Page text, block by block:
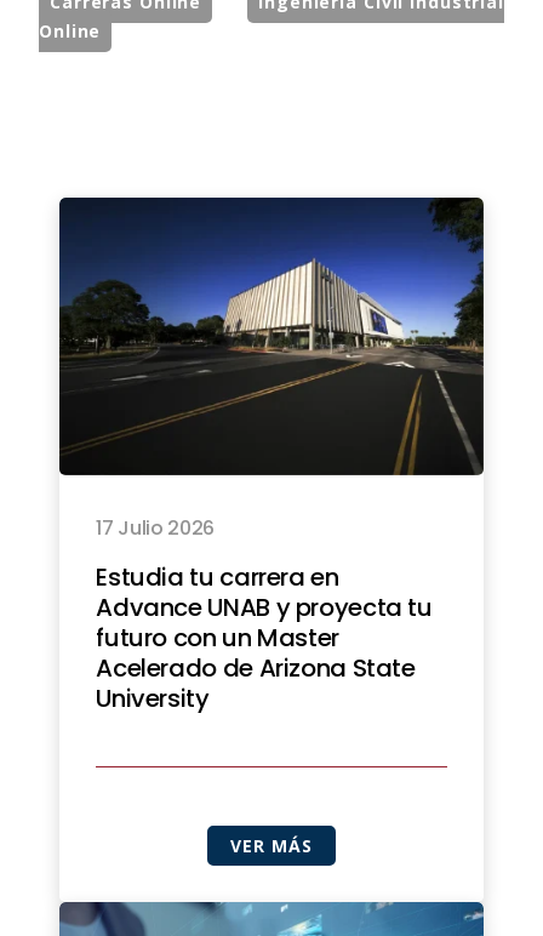
Online
17 Julio 2026
Estudia tu carrera en
Advance UNAB y proyecta tu
futuro con un Master
Acelerado de Arizona State
University
VER MÁS